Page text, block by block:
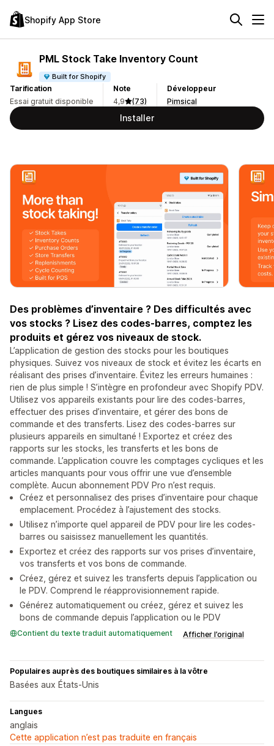
Shopify App Store
PML Stock Take Inventory Count
Built for Shopify
Tarification
Essai gratuit disponible
Note
4,9
(73)
Développeur
Pimsical
Installer
Des problèmes d’inventaire ? Des difficultés avec
vos stocks ? Lisez des codes-barres, comptez les
produits et gérez vos niveaux de stock.
L’application de gestion des stocks pour les boutiques
physiques. Suivez vos niveaux de stock et évitez les écarts en
réalisant des prises d’inventaire. Évitez les erreurs humaines :
rien de plus simple ! S’intègre en profondeur avec Shopify PDV.
Utilisez vos appareils existants pour lire des codes-barres,
effectuer des prises d’inventaire, et gérer des bons de
commande et des transferts. Lisez des codes-barres sur
plusieurs appareils en simultané ! Exportez et créez des
rapports sur les stocks, les transferts et les bons de
commande. L’application couvre les comptages cycliques et les
articles manquants pour vous offrir une vue d’ensemble
complète. Aucun abonnement PDV Pro n’est requis.
Créez et personnalisez des prises d’inventaire pour chaque
emplacement. Procédez à l’ajustement des stocks.
Utilisez n’importe quel appareil de PDV pour lire les codes-
barres ou saisissez manuellement les quantités.
Exportez et créez des rapports sur vos prises d’inventaire,
vos transferts et vos bons de commande.
Créez, gérez et suivez les transferts depuis l’application ou
le PDV. Comprend le réapprovisionnement rapide.
Générez automatiquement ou créez, gérez et suivez les
bons de commande depuis l’application ou le PDV
Contient du texte traduit automatiquement Afficher l’original
Populaires auprès des boutiques similaires à la vôtre
Basées aux États-Unis
Langues
anglais
Cette application n’est pas traduite en français